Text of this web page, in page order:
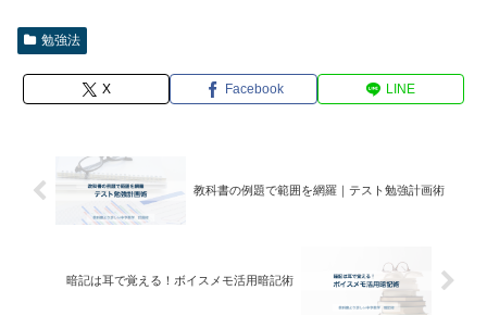
勉強法
X Facebook LINE
教科書の例題で範囲を網羅｜テスト勉強計画術
暗記は耳で覚える！ボイスメモ活用暗記術